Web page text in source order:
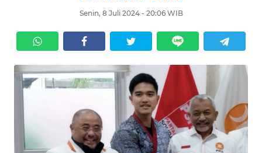
Senin, 8 Juli 2024 - 20:06 WIB
SERBA-
SERBI
OPINI
Informasi
INDEKS
BERITA